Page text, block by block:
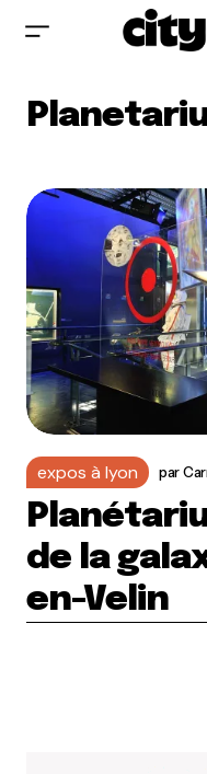
expos à lyon par
de la
en-Velin